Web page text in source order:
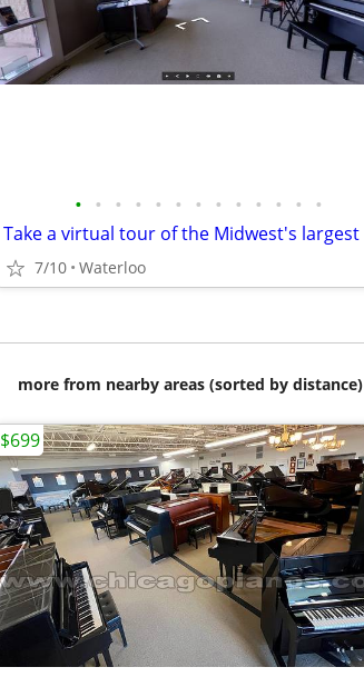
• • • • • • • • • • • • •
7/10 Waterloo
more from nearby areas (sorted by distance)
$699